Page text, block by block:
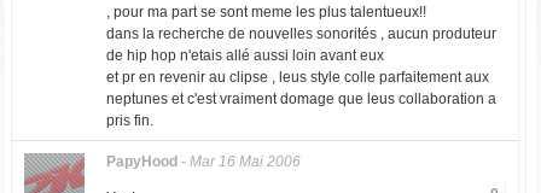
, pour ma part se sont meme les plus talentueux!!
dans la recherche de nouvelles sonorités , aucun produteur
de hip hop n'etais allé aussi loin avant eux
et pr en revenir au clipse , leus style colle parfaitement aux
neptunes et c'est vraiment domage que leus collaboration a
pris fin.
PapyHood - Mar 16 Mai 2006